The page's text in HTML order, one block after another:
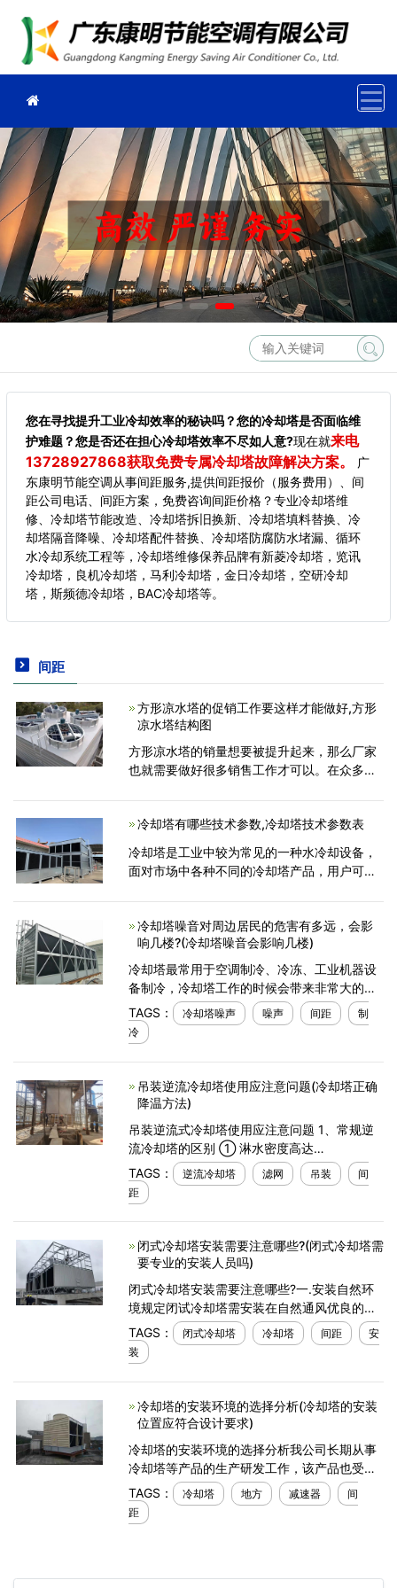
您在寻找提升工业冷却效率的秘诀吗？您的冷却塔是否面临维
护难题？您是否还在担心冷却塔效率不尽如人意?现在就来电
13728927868获取免费专属冷却塔故障解决方案。
广
东康明节能空调从事间距服务,提供间距报价（服务费用）、间
距公司电话、间距方案，免费咨询间距价格？专业冷却塔维
修、冷却塔节能改造、冷却塔拆旧换新、冷却塔填料替换、冷
却塔隔音降噪、冷却塔配件替换、冷却塔防腐防水堵漏、循环
水冷却系统工程等，冷却塔维修保养品牌有新菱冷却塔，览讯
冷却塔，良机冷却塔，马利冷却塔，金日冷却塔，空研冷却
塔，斯频德冷却塔，BAC冷却塔等。
间距
方形凉水塔的促销工作要这样才能做好,方形
凉水塔结构图
方形凉水塔的销量想要被提升起来，那么厂家
也就需要做好很多销售工作才可以。在众多相
种。那么，方形凉水
冷却塔有哪些技术参数,冷却塔技术参数表
冷却塔是工业中较为常见的一种水冷却设备，
面对市场中各种不同的冷却塔产品，用户可以
却循环的水量，冷却塔的进
冷却塔噪音对周边居民的危害有多远，会影
响几楼?(冷却塔噪音会影响几楼)
冷却塔最常用于空调制冷、冷冻、工业机器设
备制冷，冷却塔工作的时候会带来非常大的噪
声，这类噪声会对间距较近的住宅区、商业街
区带来噪声污染，影响到到一般的工作日常生
活。这类噪
TAGS： 冷却塔噪声 噪声 间距
制
冷
吊装逆流冷却塔使用应注意问题(冷却塔正确
降温方法)
吊装逆流式冷却塔使用应注意问题 1、常规逆
流冷却塔的区别 ① 淋水密度高达
16.5m3/(m2·h)，而常规逆流冷却塔的淋水密
度一般不超过12m3/(m2·h)，较大的淋水密度
不仅降低了循环水的
TAGS： 逆流冷却塔 滤网 吊装
间
距
闭式冷却塔安装需要注意哪些?(闭式冷却塔需
要专业的安装人员吗)
闭式冷却塔安装需要注意哪些?一.安装自然环
境规定闭试冷却塔需安装在自然通风优良的地
方。因为闭试冷却塔的排热主要借助风机盘管
和气旋(风)带去塔能的溫度，因而，自然通风
优良的部
TAGS： 闭式冷却塔 冷却塔 间距
安
装
冷却塔的安装环境的选择分析(冷却塔的安装
位置应符合设计要求)
冷却塔的安装环境的选择分析我公司长期从事
冷却塔等产品的生产研发工作，该产品也受到
了广大用户的一致认可，冷却塔的环境及安装
要点你知道哪些？一、冷却塔环境选择1、应避
免装于防水
TAGS： 冷却塔 地方 减速器
间
距